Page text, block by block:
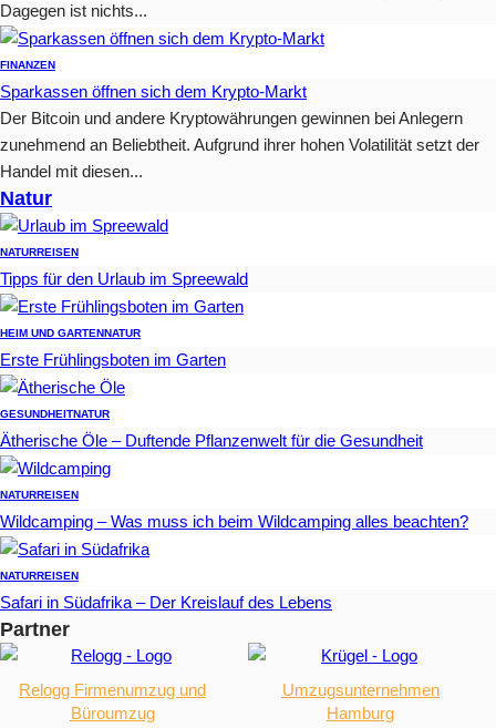
Dagegen ist nichts...
FINANZEN
Sparkassen öffnen sich dem Krypto-Markt
Der Bitcoin und andere Kryptowährungen gewinnen bei Anlegern
zunehmend an Beliebtheit. Aufgrund ihrer hohen Volatilität setzt der
Handel mit diesen...
Natur
NATURREISEN
Tipps für den Urlaub im Spreewald
HEIM UND GARTENNATUR
Erste Frühlingsboten im Garten
GESUNDHEITNATUR
Ätherische Öle – Duftende Pflanzenwelt für die Gesundheit
NATURREISEN
Wildcamping – Was muss ich beim Wildcamping alles beachten?
NATURREISEN
Safari in Südafrika – Der Kreislauf des Lebens
Partner
Relogg Firmenumzug und
Büroumzug
Umzugsunternehmen
Hamburg